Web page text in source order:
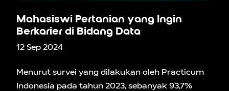
Mahasiswi Pertanian yang Ingin
Berkarier di Bidang Data
12 Sep 2024
Menurut survei yang dilakukan oleh Practicum
Indonesia pada tahun 2023, sebanyak 93,7%